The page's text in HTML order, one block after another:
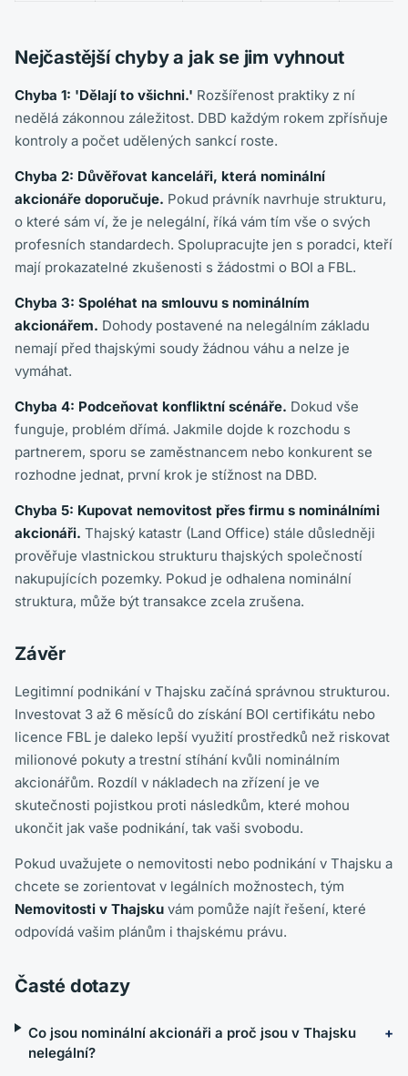
Nejčastější chyby a jak se jim vyhnout
Chyba 1: 'Dělají to všichni.' Rozšířenost praktiky z ní
nedělá zákonnou záležitost. DBD každým rokem zpřísňuje
kontroly a počet udělených sankcí roste.
Chyba 2: Důvěřovat kanceláři, která nominální
akcionáře doporučuje. Pokud právník navrhuje strukturu,
o které sám ví, že je nelegální, říká vám tím vše o svých
profesních standardech. Spolupracujte jen s poradci, kteří
mají prokazatelné zkušenosti s žádostmi o BOI a FBL.
Chyba 3: Spoléhat na smlouvu s nominálním
akcionářem. Dohody postavené na nelegálním základu
nemají před thajskými soudy žádnou váhu a nelze je
vymáhat.
Chyba 4: Podceňovat konfliktní scénáře. Dokud vše
funguje, problém dřímá. Jakmile dojde k rozchodu s
partnerem, sporu se zaměstnancem nebo konkurent se
rozhodne jednat, první krok je stížnost na DBD.
Chyba 5: Kupovat nemovitost přes firmu s nominálními
akcionáři. Thajský katastr (Land Office) stále důsledněji
prověřuje vlastnickou strukturu thajských společností
nakupujících pozemky. Pokud je odhalena nominální
struktura, může být transakce zcela zrušena.
Závěr
Legitimní podnikání v Thajsku začíná správnou strukturou.
Investovat 3 až 6 měsíců do získání BOI certifikátu nebo
licence FBL je daleko lepší využití prostředků než riskovat
milionové pokuty a trestní stíhání kvůli nominálním
akcionářům. Rozdíl v nákladech na zřízení je ve
skutečnosti pojistkou proti následkům, které mohou
ukončit jak vaše podnikání, tak vaši svobodu.
Pokud uvažujete o nemovitosti nebo podnikání v Thajsku a
chcete se zorientovat v legálních možnostech, tým
Nemovitosti v Thajsku vám pomůže najít řešení, které
odpovídá vašim plánům i thajskému právu.
Časté dotazy
Co jsou nominální akcionáři a proč jsou v Thajsku
nelegální?